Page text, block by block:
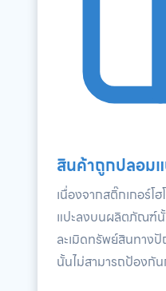
สินค้าถูกปลอม
เนื่องจากสติ๊กเกอร์โ
แปะลงบนผลิตภัณฑ์
ละเมิดทรัพย์สินทาง
นั้นไม่สามารถป้องกั